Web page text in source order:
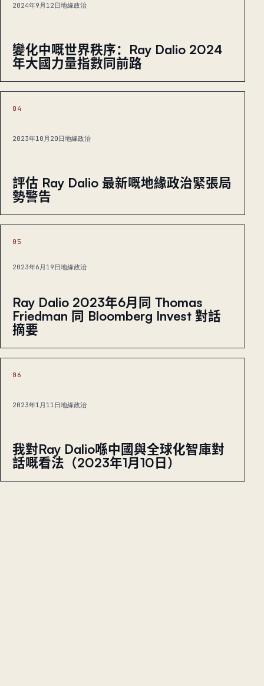
2024年9月12日地緣政治
變化中嘅世界秩序：Ray Dalio 2024
年大國力量指數同前路
04
2023年10月20日地緣政治
評估 Ray Dalio 最新嘅地緣政治緊張局
勢警告
05
2023年6月19日地緣政治
Ray Dalio 2023年6月同 Thomas
Friedman 同 Bloomberg Invest 對話
摘要
06
2023年1月11日地緣政治
我對Ray Dalio喺中國與全球化智庫對
話嘅看法（2023年1月10日）